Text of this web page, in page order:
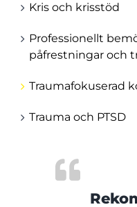
Kris och krisstöd
Professionellt
påfrestningar och
Traumafokuserad
Trauma och PTSD